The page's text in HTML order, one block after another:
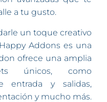
a tu gusto.
un toque creativo
Addons es una
ofrece una amplia
únicos, como
entrada y salidas,
y mucho más.